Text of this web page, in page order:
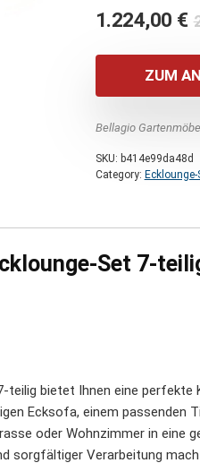
1.224,00 €
ZUM
Bellagio
SKU: b414e99da48d
Category: Ecklounge-
Set 7-
teilig bietet Ihnen eine perfekte
Ecksofa, einem passenden
oder Wohnzimmer in eine
sorgfältiger Verarbeitung